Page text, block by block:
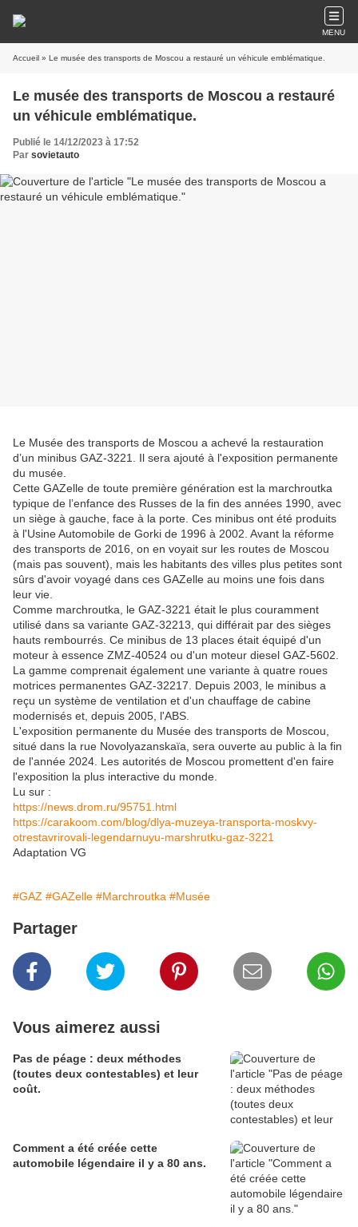
MENU
Accueil » Le musée des transports de Moscou a restauré un véhicule emblématique.
Le musée des transports de Moscou a restauré
un véhicule emblématique.
Publié le 14/12/2023 à 17:52
Par sovietauto
Le Musée des transports de Moscou a achevé la restauration
d’un minibus GAZ-3221. Il sera ajouté à l'exposition permanente
du musée.
Cette GAZelle de toute première génération est la marchroutka
typique de l’enfance des Russes de la fin des années 1990, avec
un siège à gauche, face à la porte. Ces minibus ont été produits
à l'Usine Automobile de Gorki de 1996 à 2002. Avant la réforme
des transports de 2016, on en voyait sur les routes de Moscou
(mais pas souvent), mais les habitants des villes plus petites sont
sûrs d'avoir voyagé dans ces GAZelle au moins une fois dans
leur vie.
Comme marchroutka, le GAZ-3221 était le plus couramment
utilisé dans sa variante GAZ-32213, qui différait par des sièges
hauts rembourrés. Ce minibus de 13 places était équipé d'un
moteur à essence ZMZ-40524 ou d'un moteur diesel GAZ-5602.
La gamme comprenait également une variante à quatre roues
motrices permanentes GAZ-32217. Depuis 2003, le minibus a
reçu un système de ventilation et d'un chauffage de cabine
modernisés et, depuis 2005, l'ABS.
L'exposition permanente du Musée des transports de Moscou,
situé dans la rue Novolyazanskaïa, sera ouverte au public à la fin
de l'année 2024. Les autorités de Moscou promettent d'en faire
l'exposition la plus interactive du monde.
Lu sur :
https://news.drom.ru/95751.html
https://carakoom.com/blog/dlya-muzeya-transporta-moskvy-
otrestavrirovali-legendarnuyu-marshrutku-gaz-3221
Adaptation VG
#GAZ #GAZelle #Marchroutka #Musée
Partager
Vous aimerez aussi
Pas de péage : deux méthodes
(toutes deux contestables) et leur
coût.
Comment a été créée cette
automobile légendaire il y a 80 ans.